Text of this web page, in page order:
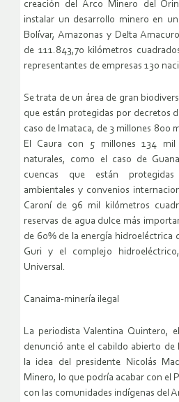
creación del Arco Minero del
instalar un desarrollo minero en
Bolívar, Amazonas y Delta
de 111.843,70 kilómetros
representantes de empresas 130
Se trata de un área de gran
que están protegidas por decretos
caso de Imataca, de 3 millones 800
El Caura con 5 millones 134 mil
naturales, como el caso de
cuencas que están
ambientales y convenios
Caroní de 96 mil kilómetros
reservas de agua dulce más
de 60% de la energía hidroeléctrica
Guri y el complejo
Universal.
Canaima-minería ilegal
La periodista Valentina Quintero,
denunció ante el cabildo abierto de
la idea del presidente Nicolás
Minero, lo que podría acabar con el
con las comunidades indígenas del